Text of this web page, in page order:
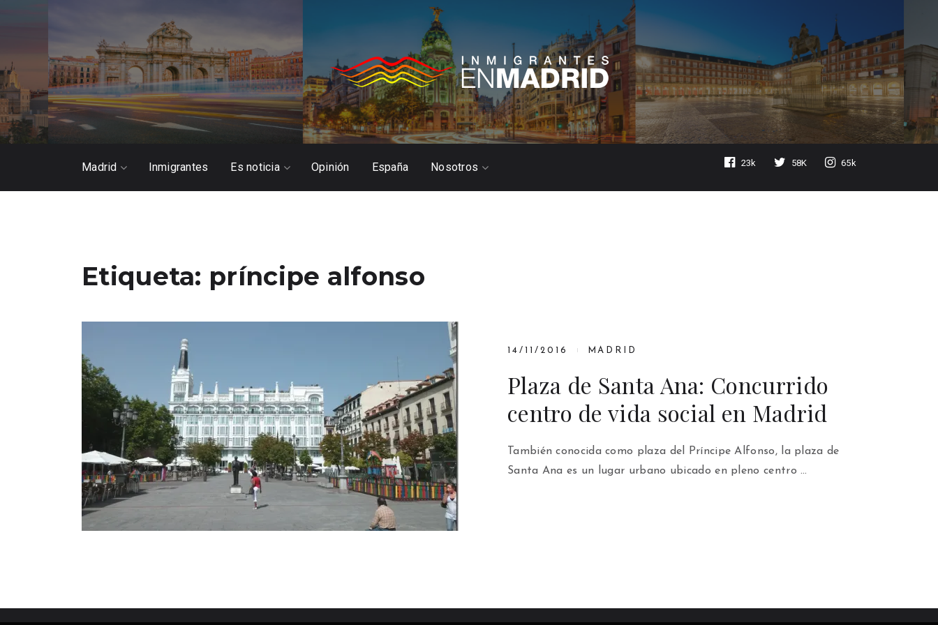
Madrid Inmigrantes Es noticia Opinión España Nosotros 23k 58K 65k
Etiqueta: príncipe alfonso
14/11/2016 MADRID
Plaza de Santa Ana: Concurrido
centro de vida social en Madrid
También conocida como plaza del Príncipe Alfonso, la plaza de
Santa Ana es un lugar urbano ubicado en pleno centro …